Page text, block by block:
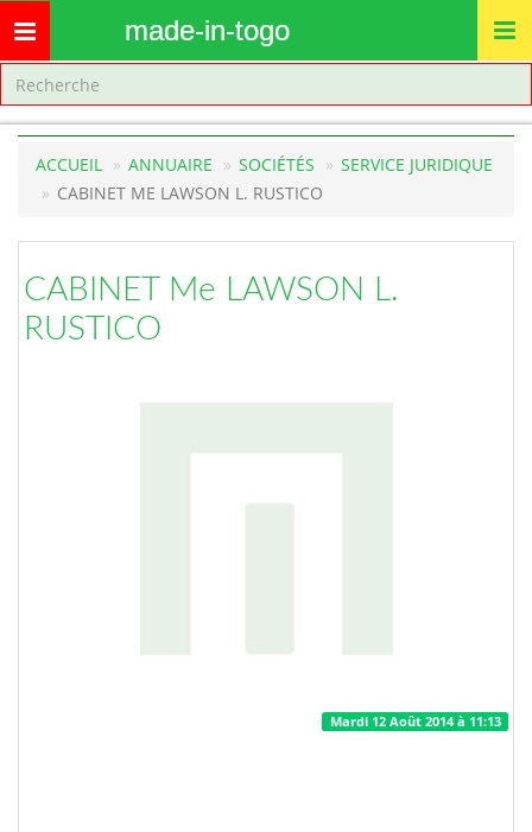
Toggle
navigation
made-in-togo
ACCUEIL ANNUAIRE SOCIÉTÉS
SERVICE JURIDIQUE
CABINET ME LAWSON L. RUSTICO
CABINET Me LAWSON L.
RUSTICO
Mardi 12 Août 2014 à 11:13